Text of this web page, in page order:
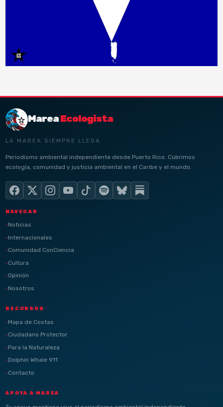
MareaEcologista
LA MAREA SIEMPRE LLEGA
Periodismo ambiental independiente desde Puerto Rico. Cubrimos
ecología, comunidad y justicia ambiental en el Caribe y el mundo.
NAVEGAR
Noticias
Internacionales
Comunidad ConCiencia
Cultura
Opinión
Nosotros
RECURSOS
Mapa de Costas
Ciudadano Protector
Para la Naturaleza
Dolphin Whale 911
Contacto
APOYA A MAREA